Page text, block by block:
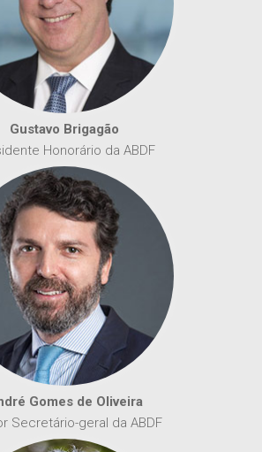
Gustavo Brigagão
Honorário da ABDF
Gomes de Oliveira
Secretário-geral da ABDF